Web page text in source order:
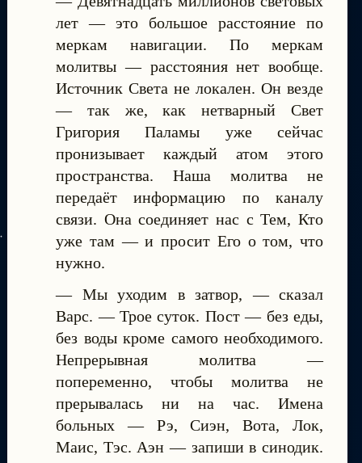
лет — это большое расстояние по
меркам навигации. По меркам
молитвы — расстояния нет вообще.
Источник Света не локален. Он везде
— так же, как нетварный Свет
Григория Паламы уже сейчас
пронизывает каждый атом этого
пространства. Наша молитва не
передаёт информацию по каналу
связи. Она соединяет нас с Тем, Кто
уже там — и просит Его о том, что
нужно.
— Мы уходим в затвор, — сказал
Варс. — Трое суток. Пост — без еды,
без воды кроме самого необходимого.
Непрерывная молитва —
попеременно, чтобы молитва не
прерывалась ни на час. Имена
больных — Рэ, Сиэн, Вота, Лок,
Маис, Тэс. Аэн — запиши в синодик.